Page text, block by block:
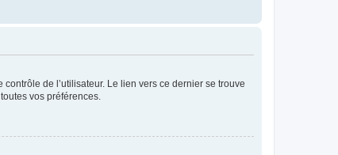
de l’utilisateur. Le lien vers ce dernier se trouve
vos préférences.